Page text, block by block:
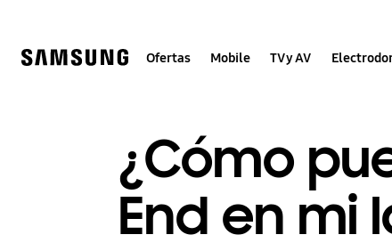
Ofertas Mobile TV y AV
¿Cómo
End en mi